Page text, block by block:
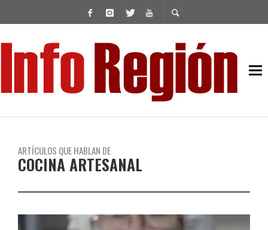
ARTÍCULOS QUE HABLAN DE
COCINA ARTESANAL